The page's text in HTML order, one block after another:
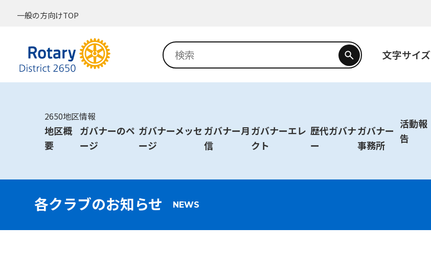
一般の方向けTOP
文字サイズ
2650地区情報
地区概
要
ガバナーのペ
ージ
ガバナーメッセ
ージ
ガバナー月
信
ガバナーエレ
クト
歴代ガバナ
ー
ガバナー
事務所
活動報
告
各クラブのお知らせ NEWS